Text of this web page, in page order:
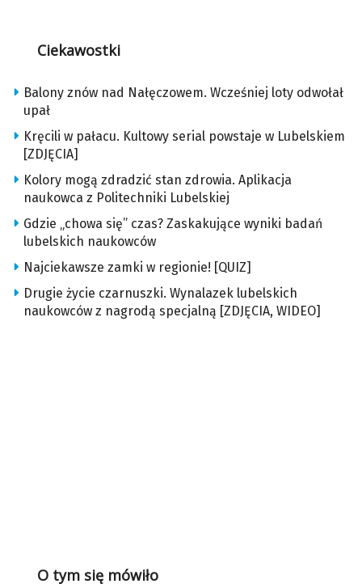
Ciekawostki
Balony znów nad Nałęczowem. Wcześniej loty odwołał
upał
Kręcili w pałacu. Kultowy serial powstaje w Lubelskiem
[ZDJĘCIA]
Kolory mogą zdradzić stan zdrowia. Aplikacja
naukowca z Politechniki Lubelskiej
Gdzie „chowa się” czas? Zaskakujące wyniki badań
lubelskich naukowców
Najciekawsze zamki w regionie! [QUIZ]
Drugie życie czarnuszki. Wynalazek lubelskich
naukowców z nagrodą specjalną [ZDJĘCIA, WIDEO]
O tym się mówiło